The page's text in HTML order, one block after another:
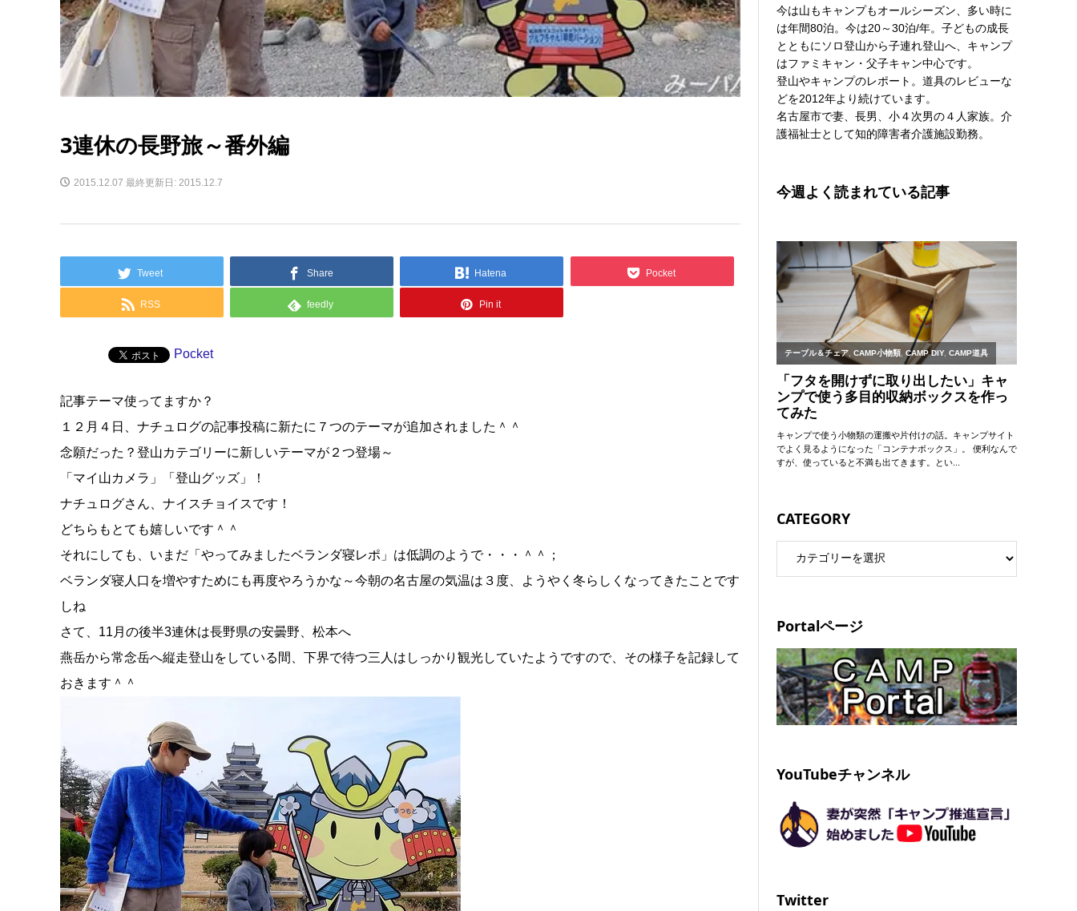
3連休の長野旅～番外編
2015.12.07 最終更新日: 2015.12.7
Tweet Share Hatena Pocket
RSS feedly Pin it
Pocket
記事テーマ使ってますか？
１２月４日、ナチュログの記事投稿に新たに７つのテーマが追加されました＾＾
念願だった？登山カテゴリーに新しいテーマが２つ登場～
「マイ山カメラ」「登山グッズ」！
ナチュログさん、ナイスチョイスです！
どちらもとても嬉しいです＾＾
それにしても、いまだ「やってみましたベランダ寝レポ」は低調のようで・・・＾＾；
ベランダ寝人口を増やすためにも再度やろうかな～今朝の名古屋の気温は３度、ようやく冬らしくなってきたことです
しね
さて、11月の後半3連休は長野県の安曇野、松本へ
燕岳から常念岳へ縦走登山をしている間、下界で待つ三人はしっかり観光していたようですので、その様子を記録して
おきます＾＾
今は山もキャンプもオールシーズン、多い時に
は年間80泊。今は20～30泊/年。子どもの成長
とともにソロ登山から子連れ登山へ、キャンプ
はファミキャン・父子キャン中心です。
登山やキャンプのレポート。道具のレビューな
どを2012年より続けています。
名古屋市で妻、長男、小４次男の４人家族。介
護福祉士として知的障害者介護施設勤務。
今週よく読まれている記事
CATEGORY
Portalページ
YouTubeチャンネル
Twitter